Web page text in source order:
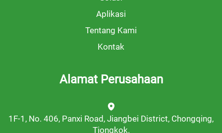
Aplikasi
Tentang Kami
Kontak
Alamat Perusahaan
1F-1, No. 406, Panxi Road, Jiangbei District, Chongqing,
Tiongkok.